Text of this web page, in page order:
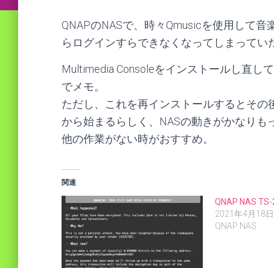
QNAPのNASで、時々Qmusicを使用して
らログインすらできなくなってしまってい
Multimedia Consoleをインストールし直し
でメモ。
ただし、これを再インストールするとそ
から始まるらしく、NASの動きがかなりも
他の作業がない時がおすすめ。
関連
QNAP NAS
2021年4月18日
QNAP NAS